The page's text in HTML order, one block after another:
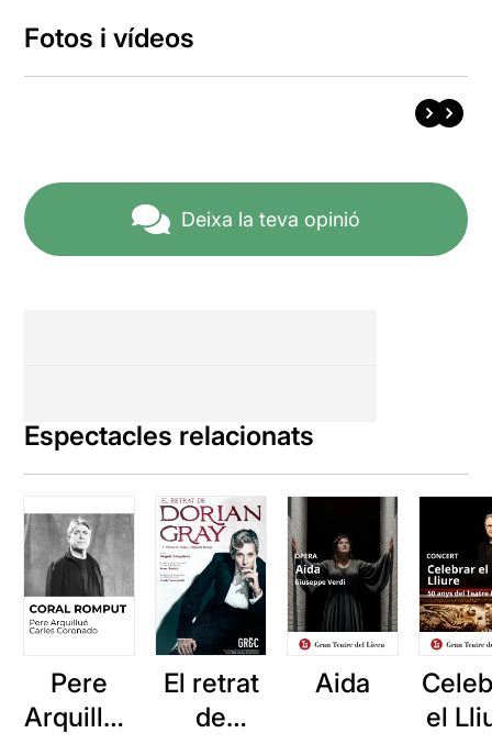
Fotos i vídeos
Deixa la teva opinió
Espectacles relacionats
Pere
Arquillué
El retrat
de
Aida
el